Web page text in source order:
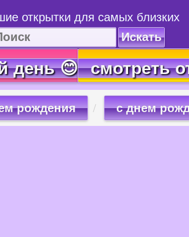
открытки для самых близких
Искать
день 😊 смотреть
рождения с днем